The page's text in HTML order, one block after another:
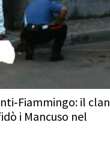
il clan
i Mancuso nel